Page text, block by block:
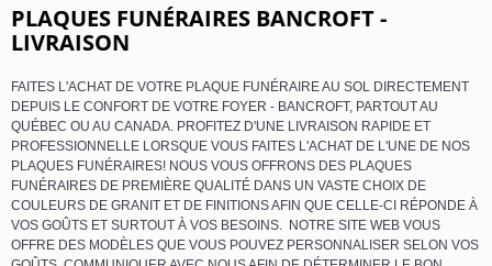
PLAQUES FUNÉRAIRES BANCROFT -
LIVRAISON
FAITES L'ACHAT DE VOTRE PLAQUE FUNÉRAIRE AU SOL DIRECTEMENT
DEPUIS LE CONFORT DE VOTRE FOYER - BANCROFT, PARTOUT AU
QUÉBEC OU AU CANADA. PROFITEZ D'UNE LIVRAISON RAPIDE ET
PROFESSIONNELLE LORSQUE VOUS FAITES L'ACHAT DE L'UNE DE NOS
PLAQUES FUNÉRAIRES! NOUS VOUS OFFRONS DES PLAQUES
FUNÉRAIRES DE PREMIÈRE QUALITÉ DANS UN VASTE CHOIX DE
COULEURS DE GRANIT ET DE FINITIONS AFIN QUE CELLE-CI RÉPONDE À
VOS GOÛTS ET SURTOUT À VOS BESOINS. NOTRE SITE WEB VOUS
OFFRE DES MODÈLES QUE VOUS POUVEZ PERSONNALISER SELON VOS